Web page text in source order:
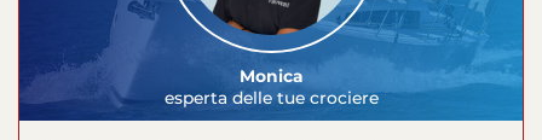
Monica
esperta delle tue crociere